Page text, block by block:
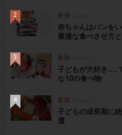
赤ちゃんはパンを
最適な食べさせ方
子どもが大好き……
な10の食べ物
子どもの成長期に
選